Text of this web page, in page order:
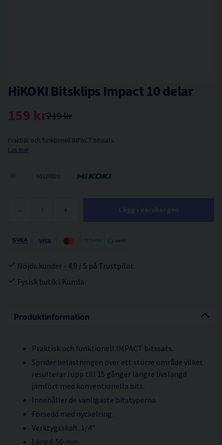
Produktinformation
Praktisk och funktionell IMPACT bitssats.
Sprider belastningen över ett större område vilket
resulterar i upp till 15 gånger längre livslängd
jämfört med konventionella bits.
Innehåller de vanligaste bitstyperna.
Försedd med nyckelring.
Verktygsskaft. 1/4"
Längd: 50 mm
HiKOKI Bitsklips Impact 10 delar
219 kr
159 kr
Praktisk och funktionell IMPACT bitssats.
Läs mer
60120820
- +
Nöjda kunder - 4.9 / 5 på Trustpilot
Fysisk butik i Kumla